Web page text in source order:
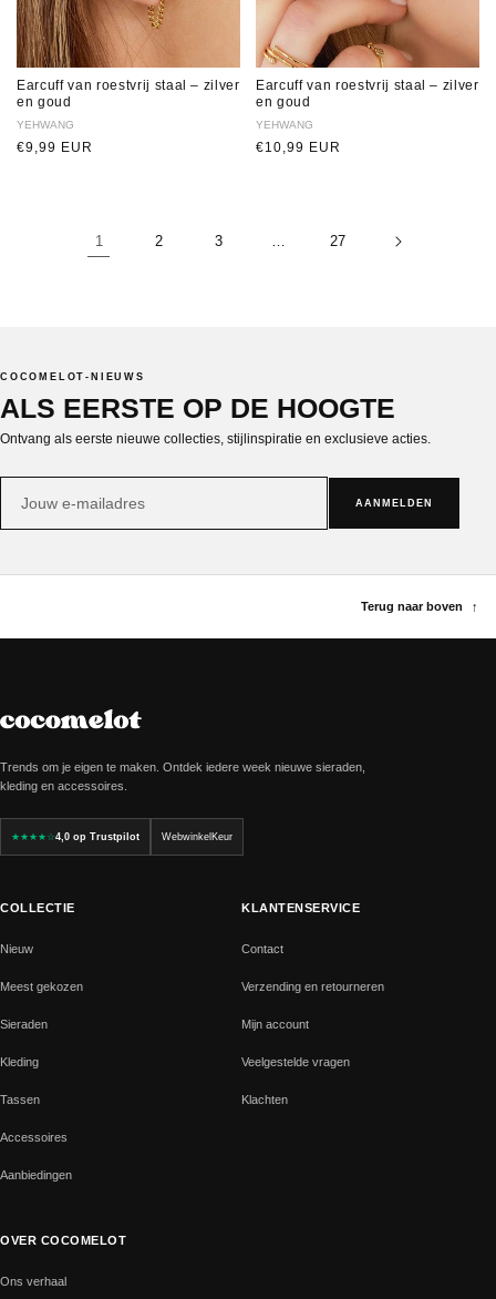
Earcuff van roestvrij staal – zilver
en goud
Verkoper:
YEHWANG
Normale
€9,99 EUR
Earcuff van roestvrij staal – zilver
en goud
Verkoper:
YEHWANG
Normale
€10,99 EUR
1 2 3 … 27
COCOMELOT-NIEUWS
ALS EERSTE OP DE HOOGTE
Ontvang als eerste nieuwe collecties, stijlinspiratie en exclusieve acties.
AANMELDEN
Terug naar boven ↑
Trends om je eigen te maken. Ontdek iedere week nieuwe sieraden,
kleding en accessoires.
★★★★☆4,0 op Trustpilot WebwinkelKeur
COLLECTIE
Nieuw
Meest gekozen
Sieraden
Kleding
Tassen
Accessoires
Aanbiedingen
KLANTENSERVICE
Contact
Verzending en retourneren
Mijn account
Veelgestelde vragen
Klachten
OVER COCOMELOT
Ons verhaal